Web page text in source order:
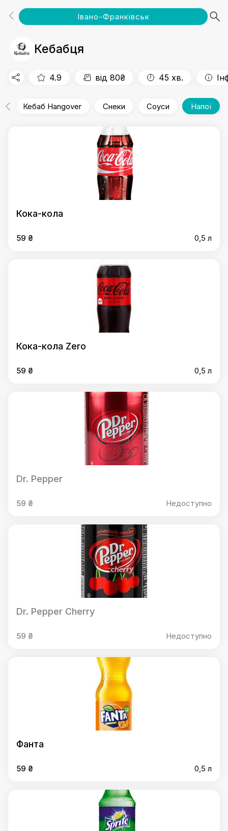
Івано-Франківськ
Кебабця
4.9 від 80₴ 45 хв.
Кебаб Hangover Снеки Соуси Напої
Кока-кола
59 ₴ 0,5 л
Кока-кола Zero
59 ₴ 0,5 л
Dr. Pepper
59 ₴ Недоступно
Dr. Pepper Cherry
59 ₴ Недоступно
Фанта
59 ₴ 0,5 л